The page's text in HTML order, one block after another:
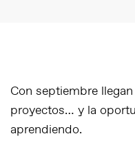
Con septiembre
proyectos… y la
aprendiendo.